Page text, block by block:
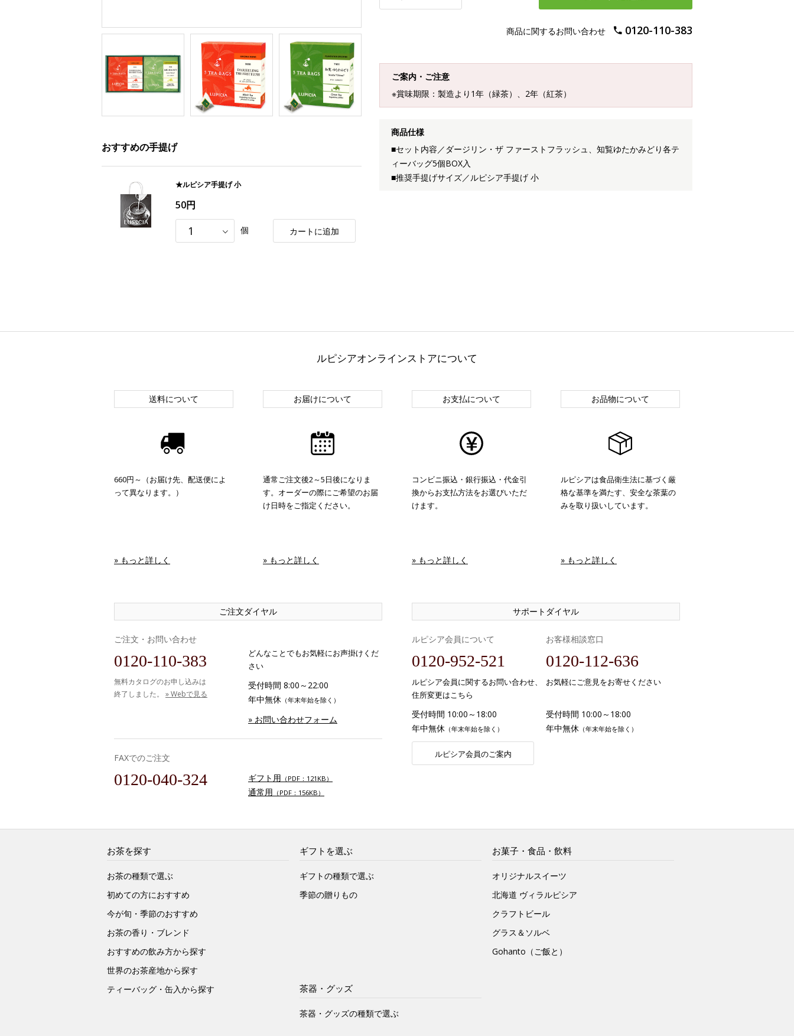
商品に関するお問い合わせ 0120-110-383
ご案内・ご注意
※賞味期限：製造より1年（緑茶）、2年（紅茶）
商品仕様
■セット内容／ダージリン・ザ ファーストフラッシュ、知覧ゆたかみどり各テ
ィーバッグ5個BOX入
■推奨手提げサイズ／ルピシア手提げ 小
おすすめの手提げ
★ルピシア手提げ 小
50円
個 カートに追加
ルピシアオンラインストアについて
送料について
660円～（お届け先、配送便によ
って異なります。）
» もっと詳しく
お届けについて
通常ご注文後2～5日後になりま
す。オーダーの際にご希望のお届
け日時をご指定ください。
» もっと詳しく
お支払について
コンビニ振込・銀行振込・代金引
換からお支払方法をお選びいただ
けます。
» もっと詳しく
お品物について
ルピシアは食品衛生法に基づく厳
格な基準を満たす、安全な茶葉の
みを取り扱いしています。
» もっと詳しく
ご注文ダイヤル
ご注文・お問い合わせ
0120-110-383
無料カタログのお申し込みは
終了しました。 » Webで見る
どんなことでもお気軽にお声掛けくだ
さい
受付時間 8:00～22:00
年中無休 （年末年始を除く）
» お問い合わせフォーム
FAXでのご注文
0120-040-324 ギフト用 （PDF：121KB）
通常用 （PDF：156KB）
サポートダイヤル
ルピシア会員について
0120-952-521
ルピシア会員に関するお問い合わせ、
住所変更はこちら
受付時間 10:00～18:00
年中無休 （年末年始を除く）
ルピシア会員のご案内
お客様相談窓口
0120-112-636
お気軽にご意見をお寄せください
受付時間 10:00～18:00
年中無休 （年末年始を除く）
お茶を探す
お茶の種類で選ぶ
初めての方におすすめ
今が旬・季節のおすすめ
お茶の香り・ブレンド
おすすめの飲み方から探す
世界のお茶産地から探す
ティーバッグ・缶入から探す
ギフトを選ぶ
ギフトの種類で選ぶ
季節の贈りもの
お菓子・食品・飲料
オリジナルスイーツ
北海道 ヴィラルピシア
クラフトビール
グラス＆ソルベ
Gohanto（ご飯と）
茶器・グッズ
茶器・グッズの種類で選ぶ